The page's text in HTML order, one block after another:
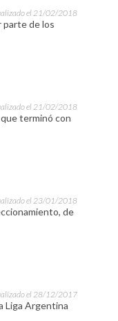
el 21/02/2018
parte de los
el 21/02/2018
terminó con
el 23/01/2018
de
el 28/12/2017
Liga Argentina